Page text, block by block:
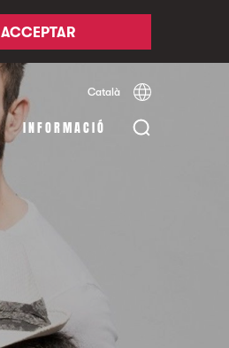
ACCEPTAR
Català Español
INFORMACIÓ